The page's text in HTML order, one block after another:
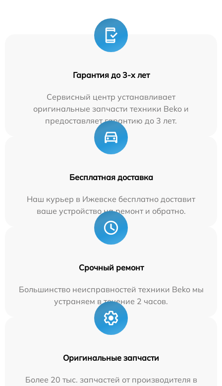
Гарантия до 3-х лет
Сервисный центр устанавливает
оригинальные запчасти техники Beko и
предоставляет гарантию до 3 лет.
Бесплатная доставка
Наш курьер в Ижевске бесплатно доставит
ваше устройство на ремонт и обратно.
Срочный ремонт
Большинство неисправностей техники Beko мы
устраняем в течение 2 часов.
Оригинальные запчасти
Более 20 тыс. запчастей от производителя в